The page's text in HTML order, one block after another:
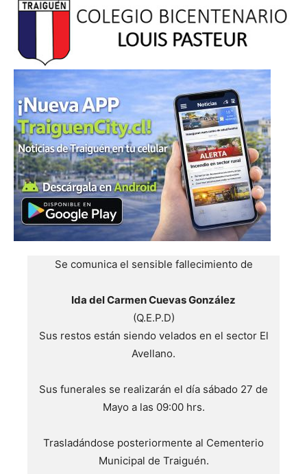
Se comunica el sensible fallecimiento de
Ida del Carmen Cuevas González
(Q.E.P.D)
Sus restos están siendo velados en el sector El
Avellano.
Sus funerales se realizarán el día sábado 27 de
Mayo a las 09:00 hrs.
Trasladándose posteriormente al Cementerio
Municipal de Traiguén.